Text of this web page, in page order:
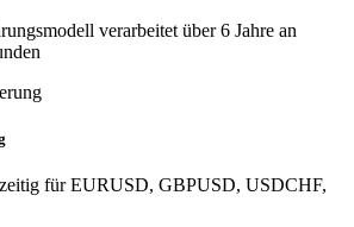
verarbeitet über 6 Jahre an
für EURUSD, GBPUSD, USDCHF,